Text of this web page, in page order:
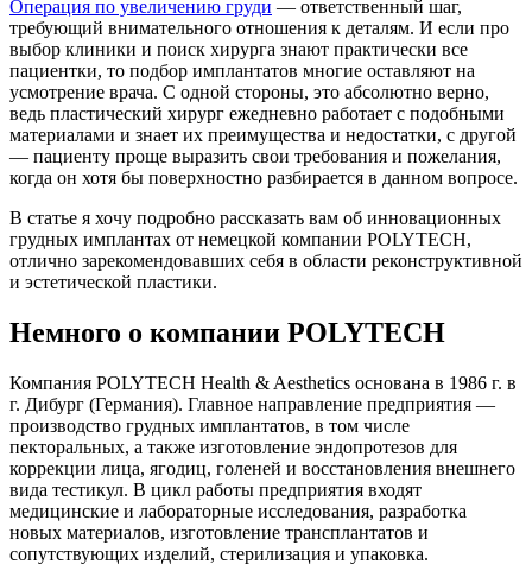
Операция по увеличению груди — ответственный шаг,
требующий внимательного отношения к деталям. И если про
выбор клиники и поиск хирурга знают практически все
пациентки, то подбор имплантатов многие оставляют на
усмотрение врача. С одной стороны, это абсолютно верно,
ведь пластический хирург ежедневно работает с подобными
материалами и знает их преимущества и недостатки, с другой
— пациенту проще выразить свои требования и пожелания,
когда он хотя бы поверхностно разбирается в данном вопросе.
В статье я хочу подробно рассказать вам об инновационных
грудных имплантах от немецкой компании POLYTECH,
отлично зарекомендовавших себя в области реконструктивной
и эстетической пластики.
Немного о компании POLYTECH
Компания POLYTECH Health & Aesthetics основана в 1986 г. в
г. Дибург (Германия). Главное направление предприятия —
производство грудных имплантатов, в том числе
пекторальных, а также изготовление эндопротезов для
коррекции лица, ягодиц, голеней и восстановления внешнего
вида тестикул. В цикл работы предприятия входят
медицинские и лабораторные исследования, разработка
новых материалов, изготовление трансплантатов и
сопутствующих изделий, стерилизация и упаковка.